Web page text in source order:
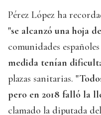
Pérez López ha
"se alcanzó una hoja
comunidades
medida tenían
plazas sanitarias.
pero en 2018 falló la
clamado la diputada